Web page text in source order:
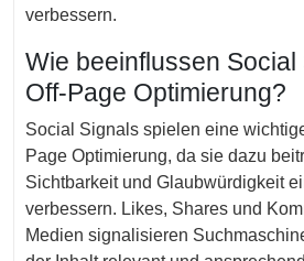
verbessern.
Wie beeinflussen Social
Off-Page Optimierung?
Social Signals spielen eine
Page Optimierung, da sie dazu
Sichtbarkeit und Glaubwürdigkeit
verbessern. Likes, Shares und
Medien signalisieren